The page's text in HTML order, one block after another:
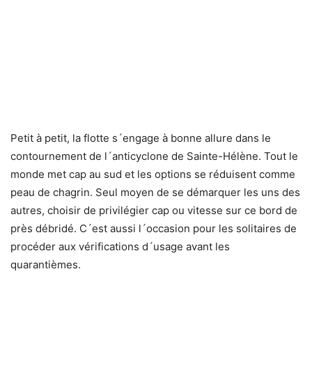
Petit à petit, la flotte s´engage à bonne allure dans le
contournement de l´anticyclone de Sainte-Hélène. Tout le
monde met cap au sud et les options se réduisent comme
peau de chagrin. Seul moyen de se démarquer les uns des
autres, choisir de privilégier cap ou vitesse sur ce bord de
près débridé. C´est aussi l´occasion pour les solitaires de
procéder aux vérifications d´usage avant les
quarantièmes.